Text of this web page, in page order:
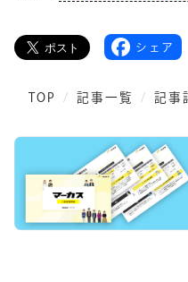
シェア
TOP 記事一覧 記事